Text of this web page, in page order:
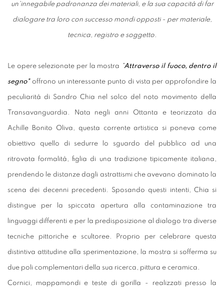
un'innegabile padronanza dei materiali, e la sua capacità di far
dialogare tra loro con successo mondi opposti - per materiale,
tecnica, registro e soggetto.
Le opere selezionate per la mostra "Attraverso il fuoco, dentro il
segno" offrono un interessante punto di vista per approfondire la
peculiarità di Sandro Chia nel solco del noto movimento della
Transavanguardia. Nata negli anni Ottanta e teorizzata da
Achille Bonito Oliva, questa corrente artistica si poneva come
obiettivo quello di sedurre lo sguardo del pubblico ad una
ritrovata formalità, figlia di una tradizione tipicamente italiana,
prendendo le distanze dagli astrattismi che avevano dominato la
scena dei decenni precedenti. Sposando questi intenti, Chia si
distingue per la spiccata apertura alla contaminazione tra
linguaggi differenti e per la predisposizione al dialogo tra diverse
tecniche pittoriche e scultoree. Proprio per celebrare questa
distintiva attitudine alla sperimentazione, la mostra si sofferma su
due poli complementari della sua ricerca, pittura e ceramica.
Cornici, mappamondi e teste di gorilla - realizzati presso la